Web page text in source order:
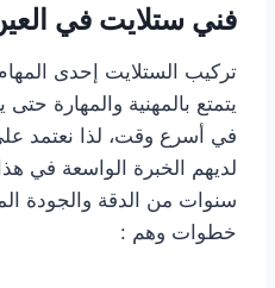
فني ستلايت في
تركيب الستلايت إحدى
يتمتع بالمهنية والمهارة
في أسرع وقت، لذا نعتمد
لديهم الخبرة الواسعة في
خطوات وهم :